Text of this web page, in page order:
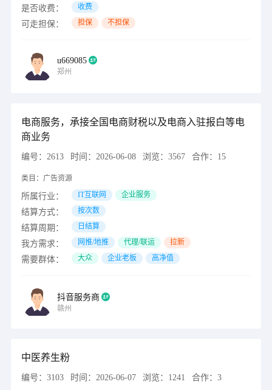
是否收费： 收费
可走担保： 担保 不担保
u669085
郑州
电商服务，承接全国电商财税以及电商入驻报白等电
商业务
编号： 2613 时间： 2026-06-08 浏览： 3567 合作： 15
类目： 广告资源
所属行业： IT互联网 企业服务
结算方式： 按次数
结算周期： 日结算
我方需求： 网推/地推 代理/联运 拉新
需要群体： 大众 企业老板 高净值
抖音服务商
赣州
中医养生粉
编号： 3103 时间： 2026-06-07 浏览： 1241 合作： 3